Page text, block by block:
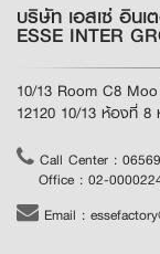
บริษัท เอสเซ่ อิน
ESSE INTER
10/13 Room C8
12120 10/13 ห้องที่
Call Center :
Office : 02-
Email :